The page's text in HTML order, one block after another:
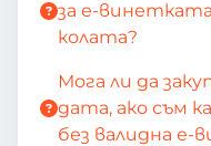
за е-винетката
колата?
Мога ли да
дата, ако съм
без валидна е-